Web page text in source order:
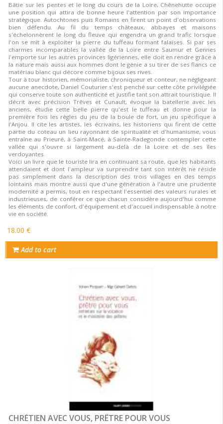
Bâtie sur les pentes et le long du cours de la Loire, Chênehutte occupe
une position qui attira de bonne heure l'attention par son importance
stratégique. Autochtones puis Romains en firent un point d'observations
bien défendu. Au fil du temps châteaux, abbayes et maisons
s'échelonnèrent le long du fleuve qui engendra un grand trafic lorsque
l'on se mit à exploiter la pierre du tuffeau formant falaises. Si par ses
charmes incomparables la vallée de la Loire entre Saumur et Gennes
l'emporte sur les autres provinces ligériennes, elle doit en rendre grâce à
la nature mais aussi aux hommes dont le génie a su tirer de ses flancs ce
matériau blanc qui décore comme bijoux ses rives.
Tour à tour historien, mémorialiste, chroniqueur et conteur, ne négligeant
aucune anecdote, Daniel Couturier s'est penché sur cette côte privilégiée
qui conserve toute son authenticité et justifie tant son attrait touristique. Il
décrit avec précision Trêves et Cunault, évoque la batellerie avec les
anciens, étudie cette belle pierre qu'est le tuffeau et donne pour la
première fois les règles du jeu de la boule de fort, un jeu spécifique à
l'Anjou. Il cite les artistes, les écrivains, les historiens qui firent de cette
partie du coteau un lieu rayonnant de spiritualité et d'humanisme, vous
entraîne au Prieuré, à Saint-Macé, à Sainte-Radegonde contempler cette
vallée qui s'ouvre si largement au-delà de la Loire et de ses îles
verdoyantes.
Voici un livre que le touriste lira en continuant sa route, que les habitants
attendaient et dont l'ampleur va surprendre tant son intérêt ne réside
pas simplement dans la description des trois villages en des temps
lointains mais montre aussi que d'une génération à l'autre une prudente
modernité a permis, tout en respectant l'essentiel des valeurs rurales et
industrieuses, de conférer ce que chacun considère aujourd'hui comme
les éléments de confort, d'équipement et d'accueil indispensable à notre
vie en société.
18.00 €
Add to cart
CHRÉTIEN AVEC VOUS, PRÊTRE POUR VOUS